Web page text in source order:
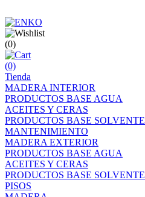
(0)
(0)
Tienda
MADERA INTERIOR
PRODUCTOS BASE AGUA
ACEITES Y CERAS
PRODUCTOS BASE SOLVENTE
MANTENIMIENTO
MADERA EXTERIOR
PRODUCTOS BASE AGUA
ACEITES Y CERAS
PRODUCTOS BASE SOLVENTE
PISOS